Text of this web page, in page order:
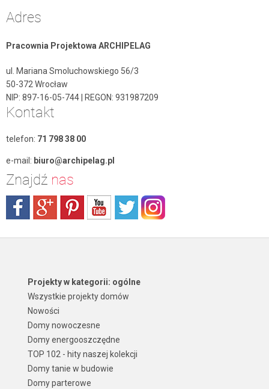
Adres
Pracownia Projektowa ARCHIPELAG
ul. Mariana Smoluchowskiego 56/3
50-372 Wrocław
NIP: 897-16-05-744 | REGON: 931987209
Kontakt
telefon: 71 798 38 00
e-mail: biuro@archipelag.pl
Znajdź nas
Projekty w kategorii: ogólne
Wszystkie projekty domów
Nowości
Domy nowoczesne
Domy energooszczędne
TOP 102 - hity naszej kolekcji
Domy tanie w budowie
Domy parterowe